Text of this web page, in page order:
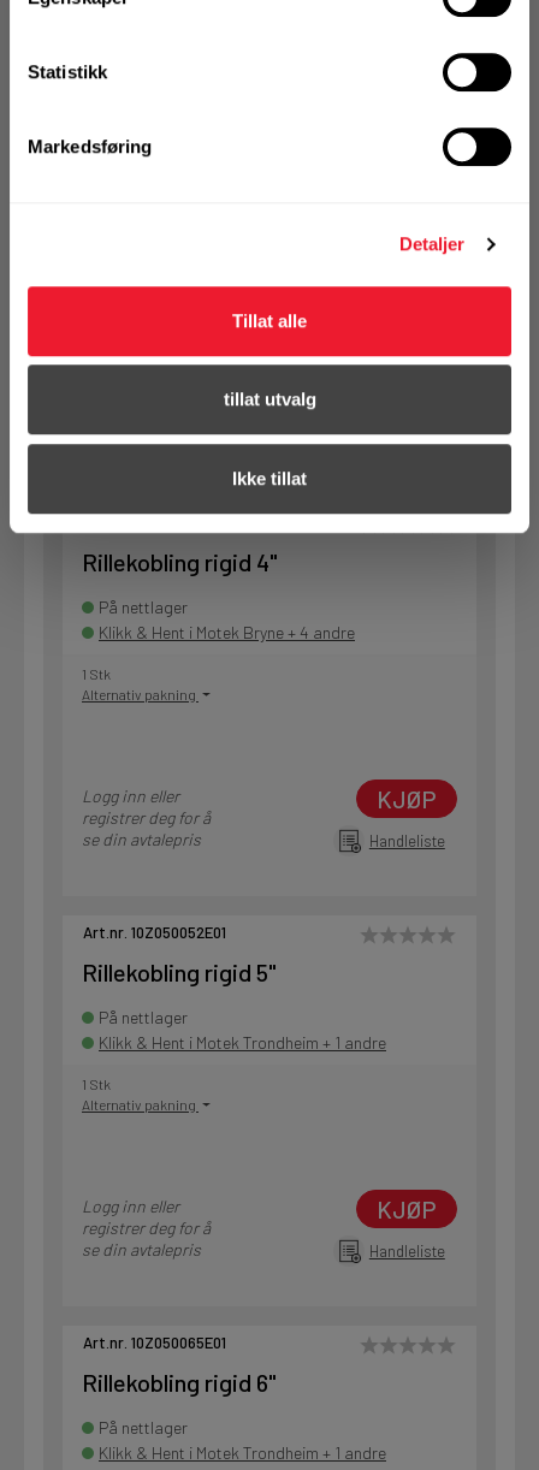
Statistikk
Markedsføring
Detaljer
Tillat alle
tillat utvalg
Ikke tillat
Rillekobling rigid 3"
Alternativ pakning
Handleliste
Rillekobling rigid 4"
På nettlager
Klikk & Hent i Motek Bryne + 4 andre
1 Stk
Alternativ pakning
Logg inn eller
registrer deg for å
se din avtalepris
KJØP
Handleliste
Art.nr. 10Z050052E01
Rillekobling rigid 5"
På nettlager
Klikk & Hent i Motek Trondheim + 1 andre
1 Stk
Alternativ pakning
Logg inn eller
registrer deg for å
se din avtalepris
KJØP
Handleliste
Art.nr. 10Z050065E01
Rillekobling rigid 6"
På nettlager
Klikk & Hent i Motek Trondheim + 1 andre